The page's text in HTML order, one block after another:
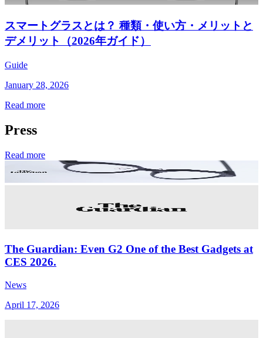
スマートグラスとは？ 種類・使い方・メリットと
デメリット（2026年ガイド）
Guide
January 28, 2026
Read more
Press
Read more
The Guardian: Even G2 One of the Best Gadgets at
CES 2026.
News
April 17, 2026